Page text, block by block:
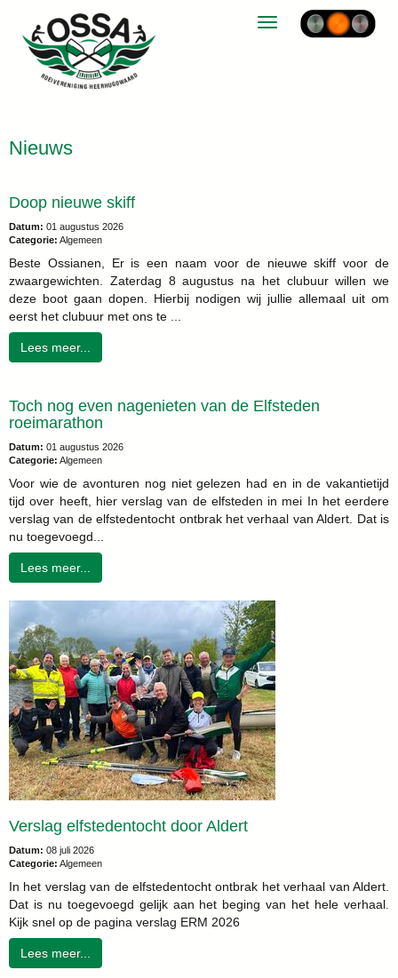
Toggle navigation
Nieuws
Doop nieuwe skiff
Datum: 01 augustus 2026
Categorie: Algemeen
Beste Ossianen, Er is een naam voor de nieuwe skiff voor de
zwaargewichten. Zaterdag 8 augustus na het clubuur willen we
deze boot gaan dopen. Hierbij nodigen wij jullie allemaal uit om
eerst het clubuur met ons te ...
Lees meer...
Toch nog even nagenieten van de Elfsteden
roeimarathon
Datum: 01 augustus 2026
Categorie: Algemeen
Voor wie de avonturen nog niet gelezen had en in de vakantietijd
tijd over heeft, hier verslag van de elfsteden in mei In het eerdere
verslag van de elfstedentocht ontbrak het verhaal van Aldert. Dat is
nu toegevoegd...
Lees meer...
Verslag elfstedentocht door Aldert
Datum: 08 juli 2026
Categorie: Algemeen
In het verslag van de elfstedentocht ontbrak het verhaal van Aldert.
Dat is nu toegevoegd gelijk aan het beging van het hele verhaal.
Kijk snel op de pagina verslag ERM 2026
Lees meer...